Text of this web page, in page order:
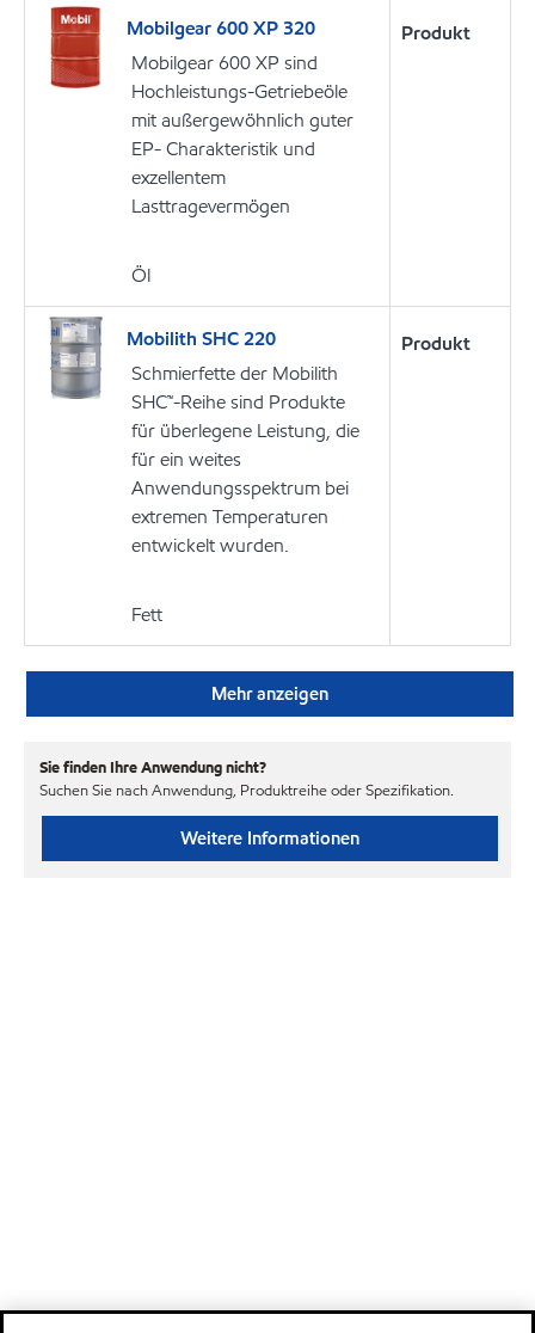
Mobilgear 600 XP 320
Mobilgear 600 XP sind
Hochleistungs-Getriebeöle
mit außergewöhnlich guter
EP- Charakteristik und
exzellentem
Lasttragevermögen
Öl
Produkt
Mobilith SHC 220
Schmierfette der Mobilith
SHC™-Reihe sind Produkte
für überlegene Leistung, die
für ein weites
Anwendungsspektrum bei
extremen Temperaturen
entwickelt wurden.
Fett
Produkt
Mehr anzeigen
Sie finden Ihre Anwendung nicht?
Suchen Sie nach Anwendung, Produktreihe oder Spezifikation.
Weitere Informationen